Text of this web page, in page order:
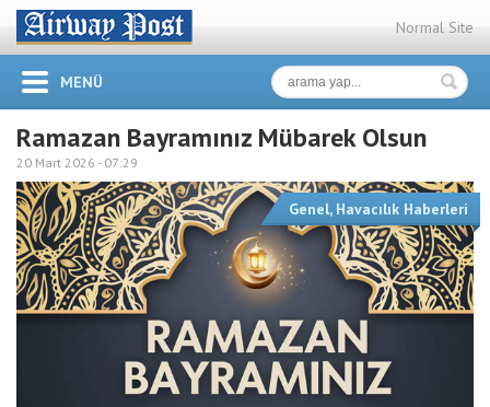
Normal Site
MENÜ
Ramazan Bayramınız Mübarek Olsun
20 Mart 2026 - 07:29
Genel, Havacılık Haberleri